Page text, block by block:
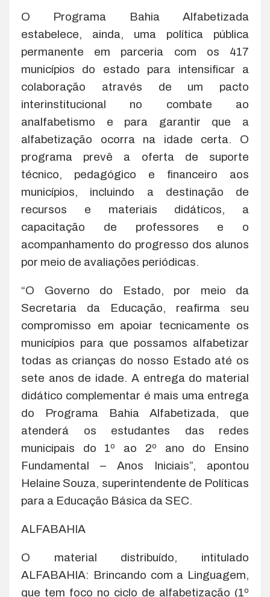
O Programa Bahia Alfabetizada
estabelece, ainda, uma política pública
permanente em parceria com os 417
municípios do estado para intensificar a
colaboração através de um pacto
interinstitucional no combate ao
analfabetismo e para garantir que a
alfabetização ocorra na idade certa. O
programa prevê a oferta de suporte
técnico, pedagógico e financeiro aos
municípios, incluindo a destinação de
recursos e materiais didáticos, a
capacitação de professores e o
acompanhamento do progresso dos alunos
por meio de avaliações periódicas.
“O Governo do Estado, por meio da
Secretaria da Educação, reafirma seu
compromisso em apoiar tecnicamente os
municípios para que possamos alfabetizar
todas as crianças do nosso Estado até os
sete anos de idade. A entrega do material
didático complementar é mais uma entrega
do Programa Bahia Alfabetizada, que
atenderá os estudantes das redes
municipais do 1º ao 2º ano do Ensino
Fundamental – Anos Iniciais”, apontou
Helaine Souza, superintendente de Políticas
para a Educação Básica da SEC.
ALFABAHIA
O material distribuído, intitulado
ALFABAHIA: Brincando com a Linguagem,
que tem foco no ciclo de alfabetização (1º